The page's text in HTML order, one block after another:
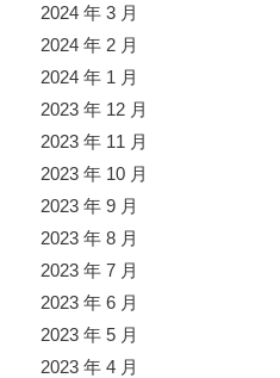
2024 年 3 月
2024 年 2 月
2024 年 1 月
2023 年 12 月
2023 年 11 月
2023 年 10 月
2023 年 9 月
2023 年 8 月
2023 年 7 月
2023 年 6 月
2023 年 5 月
2023 年 4 月